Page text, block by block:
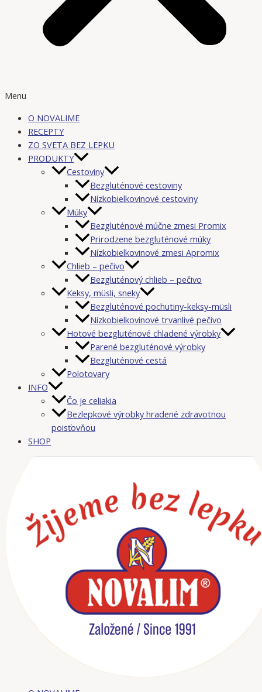
Menu
O NOVALIME
RECEPTY
ZO SVETA BEZ LEPKU
PRODUKTY
Cestoviny
Bezgluténové cestoviny
Nízkobielkovinové cestoviny
Múky
Bezgluténové múčne zmesi Promix
Prirodzene bezgluténové múky
Nízkobielkovinové zmesi Apromix
Chlieb – pečivo
Bezgluténový chlieb – pečivo
Keksy, müsli, sneky
Bezgluténové pochutiny-keksy-müsli
Nízkobielkovinové trvanlivé pečivo
Hotové bezgluténové chladené výrobky
Parené bezgluténové výrobky
Bezgluténové cestá
Polotovary
INFO
Čo je celiakia
Bezlepkové výrobky hradené zdravotnou
poisťovňou
SHOP